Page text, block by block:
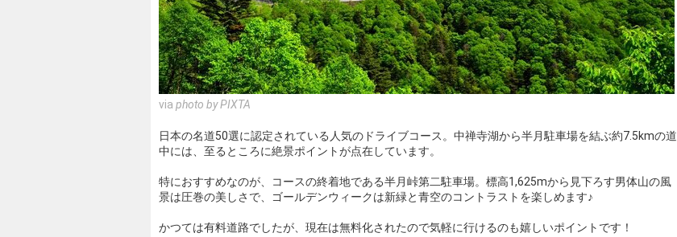
via photo by PIXTA
日本の名道50選に認定されている人気のドライブコース。中禅寺湖から半月駐車場を結ぶ約7.5kmの道
中には、至るところに絶景ポイントが点在しています。
特におすすめなのが、コースの終着地である半月峠第二駐車場。標高1,625mから見下ろす男体山の風
景は圧巻の美しさで、ゴールデンウィークは新緑と青空のコントラストを楽しめます♪
かつては有料道路でしたが、現在は無料化されたので気軽に行けるのも嬉しいポイントです！